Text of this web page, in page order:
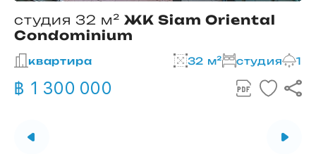
студия 32 м² ЖК Siam Oriental
Condominium
квартира 32 м² студия 1
฿ 1 300 000